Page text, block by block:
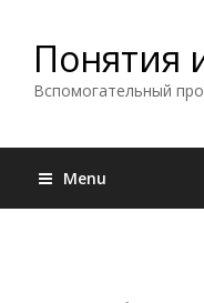
Понятия
Вспомогательный
Menu